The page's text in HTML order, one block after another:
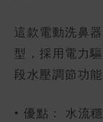
這款電動洗鼻
型，採用電力
段水壓調節功
• 優點： 水流